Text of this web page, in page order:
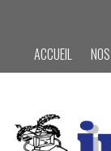
contentACCUEIL